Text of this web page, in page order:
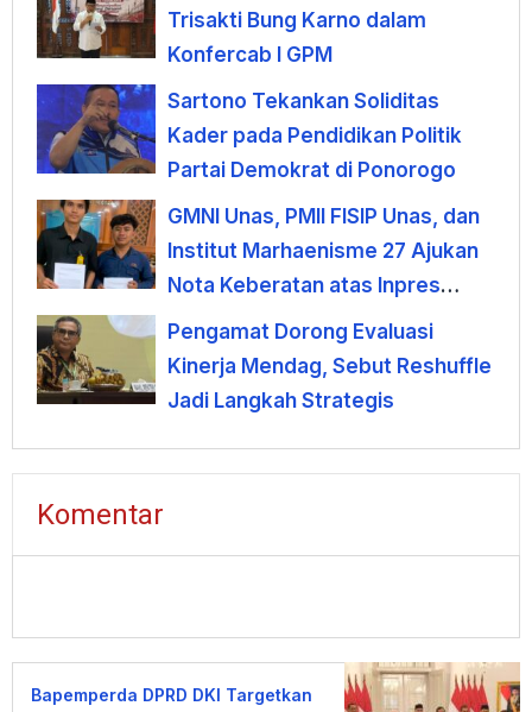
Trisakti Bung Karno dalam
Konfercab I GPM
Sartono Tekankan Soliditas
Kader pada Pendidikan Politik
Partai Demokrat di Ponorogo
GMNI Unas, PMII FISIP Unas, dan
Institut Marhaenisme 27 Ajukan
Nota Keberatan atas Inpres
KDMP
Pengamat Dorong Evaluasi
Kinerja Mendag, Sebut Reshuffle
Jadi Langkah Strategis
Komentar
Bapemperda DPRD DKI Targetkan